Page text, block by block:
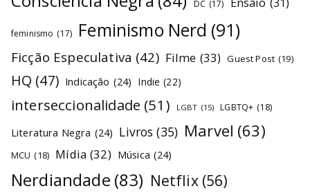
DC (17)
feminismo (17) Feminismo Nerd (91)
Ficção Especulativa (42) Filme (33) Guest Post (19)
HQ (47) Indicação (24) Indie (22)
interseccionalidade (51) LGBT (15) LGBTQ+ (18)
Literatura Negra (24) Livros (35) Marvel (63)
MCU (18) Mídia (32) Música (24)
Nerdiandade (83) Netflix (56)